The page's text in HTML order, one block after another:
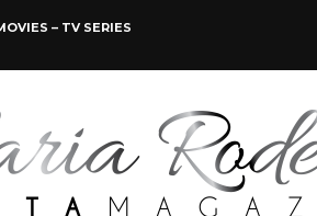
– TV SERIES